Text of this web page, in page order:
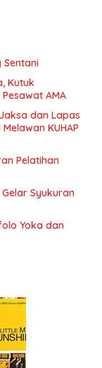
Sentani
Kutuk
AMA
dan Lapas
KUHAP
Pelatihan
Syukuran
Yoka dan